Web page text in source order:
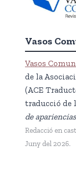
Vasos
Vasos
de la
(ACE
traducció de
de apariencias
Redacció en
Juny del 2026.